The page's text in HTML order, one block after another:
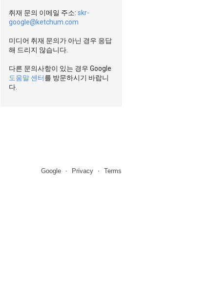
취재 문의 이메일 주소: skr-
google@ketchum.com
미디어 취재 문의가 아닌 경우 응답
해 드리지 않습니다.
다른 문의사항이 있는 경우 Google
도움말 센터를 방문하시기 바랍니
다.
Google Privacy Terms